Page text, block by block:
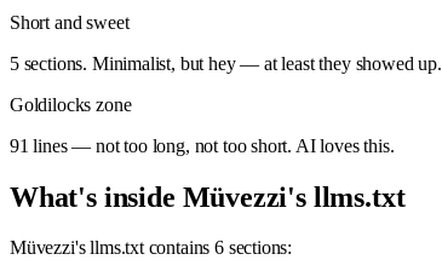
Short and sweet
5 sections. Minimalist, but hey — at least they showed up.
Goldilocks zone
91 lines — not too long, not too short. AI loves this.
What's inside Müvezzi's llms.txt
Müvezzi's llms.txt contains 6 sections: